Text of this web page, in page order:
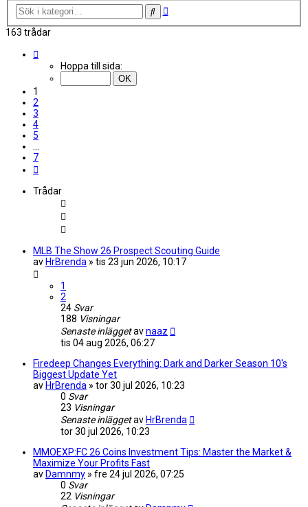
SökAvancerad
163 trådar
Hoppa till sida:
1
2
3
4
5
7
Trådar
MLB The Show 26 Prospect Scouting Guide
av HrBrenda » tis 23 jun 2026, 10:17
1
2
24 Svar
188 Visningar
Senaste inläggetavnaaz
tis 04 aug 2026, 06:27
Firedeep Changes Everything: Dark and Darker Season 10's
Biggest Update Yet
av HrBrenda » tor 30 jul 2026, 10:23
0 Svar
23 Visningar
Senaste inläggetav HrBrenda
tor 30 jul 2026, 10:23
MMOEXP:FC 26 Coins Investment Tips: Master the Market &
Maximize Your Profits Fast
av Damnmy » fre 24 jul 2026, 07:25
0 Svar
22 Visningar